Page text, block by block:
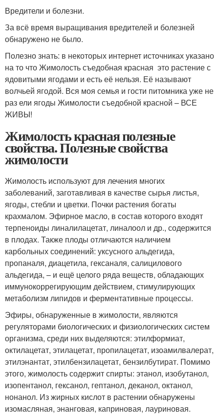
Вредители и болезни.
За всё время выращивания вредителей и болезней
обнаружено не было.
Полезно знать: в некоторых интернет источниках указано
на то что Жимолость съедобная красная это растение с
ядовитыми ягодами и есть её нельзя. Её называют
волчьей ягодой. Вся моя семья и гости питомника уже не
раз ели ягоды Жимолости съедобной красной – ВСЕ
ЖИВЫ!
Жимолость красная полезные
свойства. Полезные свойства
жимолости
Жимолость используют для лечения многих
заболеваний, заготавливая в качестве сырья листья,
ягоды, стебли и цветки. Почки растения богаты
крахмалом. Эфирное масло, в состав которого входят
терпеноиды линалилацетат, линалоол и др., содержится
в плодах. Также плоды отличаются наличием
карбольных соединений: уксусного альдегида,
пропаналя, диацетила, гексаналя, салицилового
альдегида, – и ещё целого ряда веществ, обладающих
иммунокоррегирующим действием, стимулирующих
метаболизм липидов и ферментативные процессы.
Эфиры, обнаруженные в жимолости, являются
регуляторами биологических и физиологических систем
организма, среди них выделяются: этилформиат,
октилацетат, этилацетат, пропилацетат, изоамилвалерат,
этилэнантат, этилбензилацетат, бензилбутират. Помимо
этого, жимолость содержит спирты: этанол, изобутанол,
изопентанол, гексанол, гептанол, деканол, октанол,
нонанол. Из жирных кислот в растении обнаружены
изомасляная, энанговая, каприновая, лауриновая.